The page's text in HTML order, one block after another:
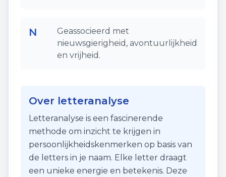
N
Geassocieerd met
nieuwsgierigheid, avontuurlijkheid
en vrijheid.
Over letteranalyse
Letteranalyse is een fascinerende
methode om inzicht te krijgen in
persoonlijkheidskenmerken op basis van
de letters in je naam. Elke letter draagt
een unieke energie en betekenis. Deze